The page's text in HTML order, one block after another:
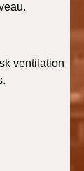
ventilation